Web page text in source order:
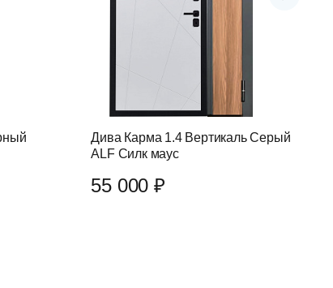
Дива Карма 1.4 Вертикаль Серый
ALF Силк маус
55 000 ₽